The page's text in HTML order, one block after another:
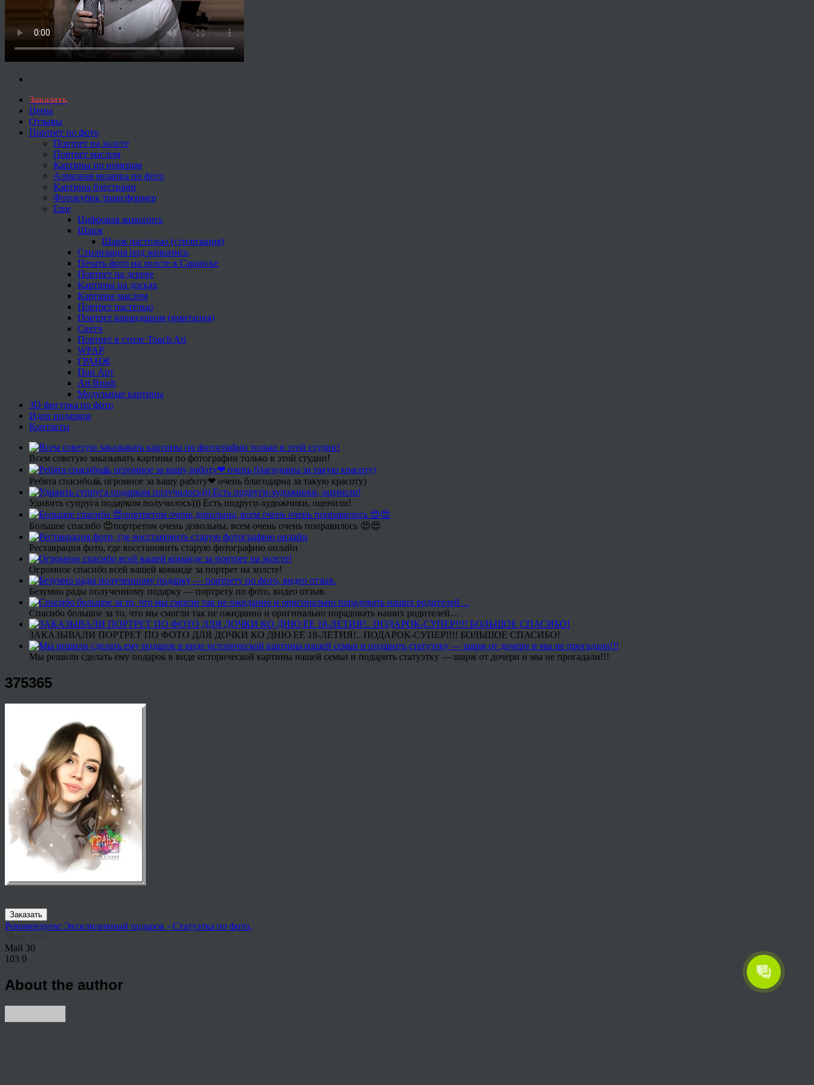
Заказать
Цены
Отзывы
Портрет по фото
Портрет на холсте
Портрет маслом
Картины по номерам
Алмазная мозаика по фото
Картины блестками
Фотокубик трансформер
Еще
Цифровая живопись
Шарж
Шарж пастелью (стилизация)
Стилизация под живопись
Печать фото на холсте в Саранске
Портрет на дереве
Картины на досках
Картины маслом
Портрет пастелью
Портрет карандашом (имитация)
Скетч
Портрет в стиле Touch Art
WPAP
ГРАНЖ
Поп Арт
Art Brush
Модульные картины
3D фигурка по фото
Идеи подарков
Контакты
Всем советую заказывать картины по фотографии только в этой студии!
Ребята спасибо🙏 огромное за вашу работу❤ очень благодарна за такую красоту)
Удивить супруга подарком получилось))) Есть подруги-художники, оценили!
Большое спасибо 😍портретом очень довольны, всем очень очень понравилось 😍😍
Реставрация фото, где восстановить старую фотографию онлайн
Огромное спасибо всей вашей команде за портрет на холсте!
Безумно рады полученному подарку — портрету по фото, видео отзыв.
Спасибо большое за то, что мы смогли так не ожиданно и оригинально порадовать наших родителей…
ЗАКАЗЫВАЛИ ПОРТРЕТ ПО ФОТО ДЛЯ ДОЧКИ КО ДНЮ ЕЕ 18-ЛЕТИЯ!.. ПОДАРОК-СУПЕР!!!! БОЛЬШОЕ СПАСИБО!
Мы решили сделать ему подарок в виде исторической картины нашей семьи и подарить статуэтку — шарж от дочери и мы не прогадали!!!
375365
Заказать
Рекомендуем: Эксклюзивный подарок - Статуэтка по фото.
Май 30
103 0
About the author